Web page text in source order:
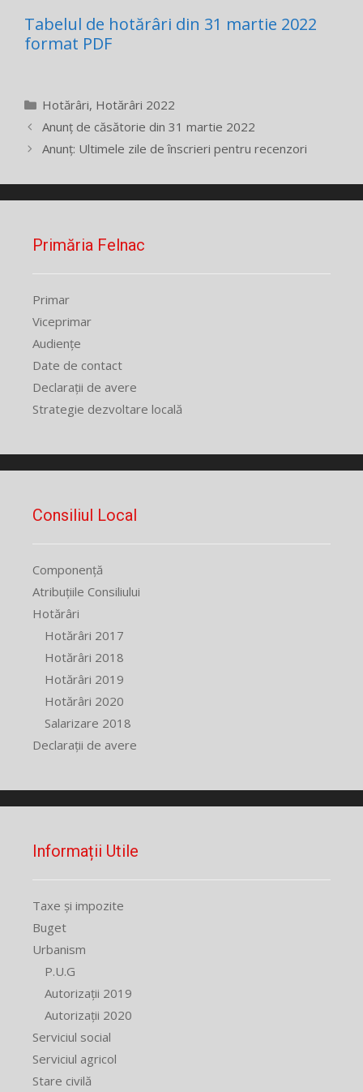
Tabelul de hotărâri din 31 martie 2022
format PDF
Categorii
Hotărâri, Hotărâri 2022
Anunț de căsătorie din 31 martie 2022
Anunț: Ultimele zile de înscrieri pentru recenzori
Primăria Felnac
Primar
Viceprimar
Audiențe
Date de contact
Declarații de avere
Strategie dezvoltare locală
Consiliul Local
Componență
Atribuțiile Consiliului
Hotărâri
Hotărâri 2017
Hotărâri 2018
Hotărâri 2019
Hotărâri 2020
Salarizare 2018
Declarații de avere
Informații Utile
Taxe și impozite
Buget
Urbanism
P.U.G
Autorizații 2019
Autorizații 2020
Serviciul social
Serviciul agricol
Stare civilă